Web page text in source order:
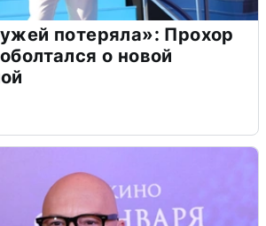
потеряла»: Прохор
о новой